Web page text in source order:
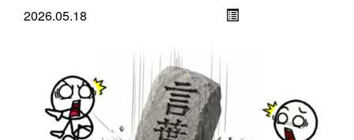
2026.05.18